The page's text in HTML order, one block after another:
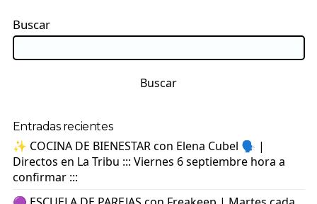
Buscar
Buscar
Entradas recientes
✨ COCINA DE BIENESTAR con Elena Cubel 🗣️ |
Directos en La Tribu ::: Viernes 6 septiembre hora a
confirmar :::